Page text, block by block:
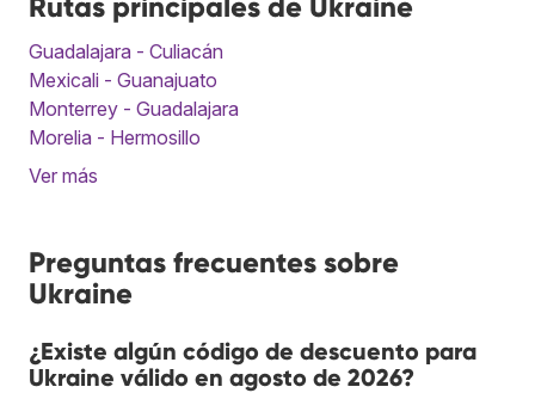
Guadalajara - Culiacán
Mexicali - Guanajuato
Monterrey - Guadalajara
Morelia - Hermosillo
Ver más
Preguntas frecuentes sobre
Ukraine
¿Existe algún código de descuento para
Ukraine válido en agosto de 2026?